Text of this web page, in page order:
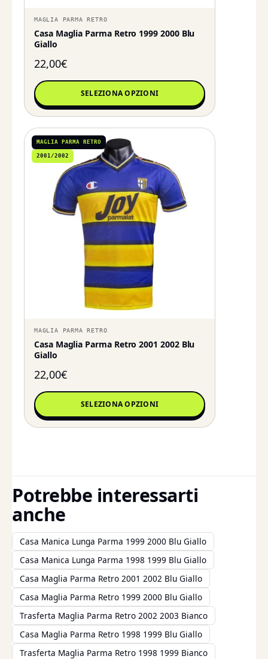
MAGLIA PARMA RETRO
Casa Maglia Parma Retro 1999 2000 Blu
Giallo
22,00€
SELEZIONA OPZIONI
MAGLIA PARMA RETRO
2001/2002
MAGLIA PARMA RETRO
Casa Maglia Parma Retro 2001 2002 Blu
Giallo
22,00€
SELEZIONA OPZIONI
Potrebbe interessarti
anche
Casa Manica Lunga Parma 1999 2000 Blu Giallo
Casa Manica Lunga Parma 1998 1999 Blu Giallo
Casa Maglia Parma Retro 2001 2002 Blu Giallo
Casa Maglia Parma Retro 1999 2000 Blu Giallo
Trasferta Maglia Parma Retro 2002 2003 Bianco
Casa Maglia Parma Retro 1998 1999 Blu Giallo
Trasferta Maglia Parma Retro 1998 1999 Bianco